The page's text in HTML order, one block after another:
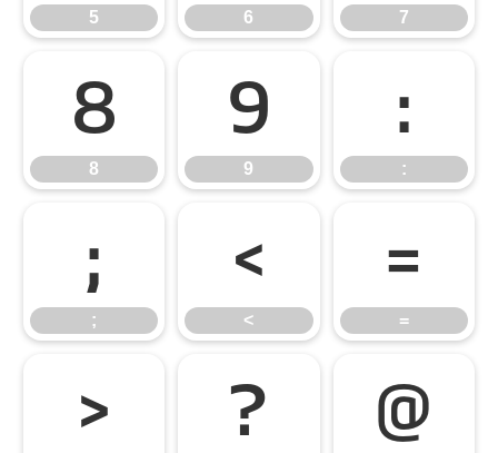
5 6 7
8
8
9
9
:
:
;
;
<
<
=
=
> ? @